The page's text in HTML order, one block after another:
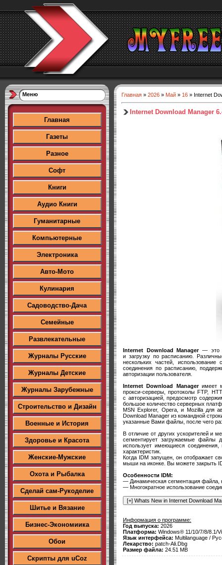
Меню
Главная
Газеты
Разное
Софт
Книги
Аудио Книги
Гуманитарные
Компьютерные
Электроника
Авто-Мото
Кулинария
Садоводство-Дача
Семейные
Развлекательные
Журналы Русские
Журналы Детские
Журналы Зарубежные
Строительство и Дизайн
Военные и История
Здоровье и Красота
Женские-Мужские
Охота и Рыбалка
Сделай сам-Рукоделие
Шитье и Вязание
Бизнес-Экономиика
Обои
Скрипты для uCoz
Главная » 2026 » Май » 16 » Internet
Internet Download Manager
Internet Download Manager— это
и загрузку по расписанию.
нескольких частей,
соединения по расписанию,
авторизации пользователя.
Internet Download Managerимеет
прокси-серверы, протоколы FTP,
с авторизацией, предосмотр
большое количество серверных
MSN Explorer, Opera, и Mozilla для
Download Manager из командной
указанные Вами файлы, после чего
В отличие от других ускорителей и
сегментирует загружаемые файлы
использует имеющиеся
характеристик.
Когда IDM запущен, он отображает
мыши на иконке. Вы можете закрыть
Особенности IDM:
— Динамическая сегментация файла,
— Многократное использование
Информация о программе:
Год выпуска: 2026
Платформа: Windows® 11/10/7/8/8.1/
Язык интерфейса: Multilanguage /
Лекарство: patch-Ali.Dbg
Размер файла: 24.51 MB